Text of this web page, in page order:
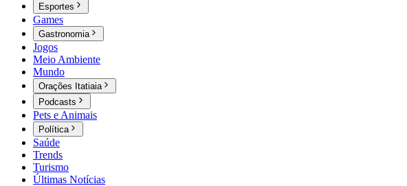
Esportes
Games
Gastronomia
Jogos
Meio Ambiente
Mundo
Orações Itatiaia
Podcasts
Pets e Animais
Política
Saúde
Trends
Turismo
Últimas Notícias